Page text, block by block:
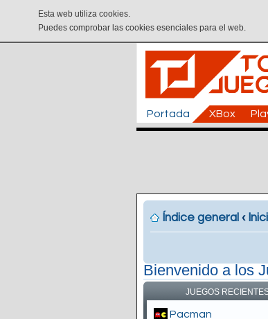
Esta web utiliza cookies.
Puedes comprobar las cookies esenciales para el web.
Portada XBox
Índice general ‹
Bienvenido a los
JUEGOS
Pacman